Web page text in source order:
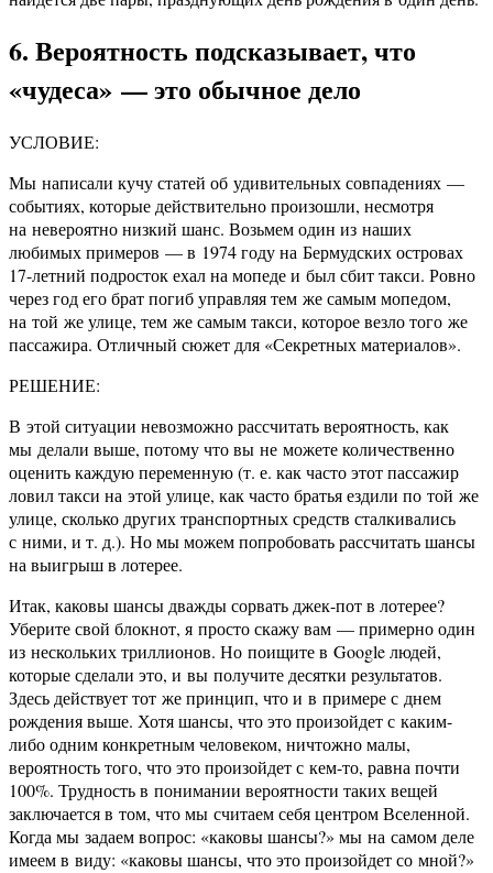
6. Вероятность подсказывает, что
«чудеса» — это обычное дело
УСЛОВИЕ:
Мы написали кучу статей об удивительных совпадениях —
событиях, которые действительно произошли, несмотря
на невероятно низкий шанс. Возьмем один из наших
любимых примеров — в 1974 году на Бермудских островах
17-летний подросток ехал на мопеде и был сбит такси. Ровно
через год его брат погиб управляя тем же самым мопедом,
на той же улице, тем же самым такси, которое везло того же
пассажира. Отличный сюжет для «Секретных материалов».
РЕШЕНИЕ:
В этой ситуации невозможно рассчитать вероятность, как
мы делали выше, потому что вы не можете количественно
оценить каждую переменную (т. е. как часто этот пассажир
ловил такси на этой улице, как часто братья ездили по той же
улице, сколько других транспортных средств сталкивались
с ними, и т. д.). Но мы можем попробовать рассчитать шансы
на выигрыш в лотерее.
Итак, каковы шансы дважды сорвать джек-пот в лотерее?
Уберите свой блокнот, я просто скажу вам — примерно один
из нескольких триллионов. Но поищите в Google людей,
которые сделали это, и вы получите десятки результатов.
Здесь действует тот же принцип, что и в примере с днем
рождения выше. Хотя шансы, что это произойдет с каким-
либо одним конкретным человеком, ничтожно малы,
вероятность того, что это произойдет с кем-то, равна почти
100%. Трудность в понимании вероятности таких вещей
заключается в том, что мы считаем себя центром Вселенной.
Когда мы задаем вопрос: «каковы шансы?» мы на самом деле
имеем в виду: «каковы шансы, что это произойдет со мной?»